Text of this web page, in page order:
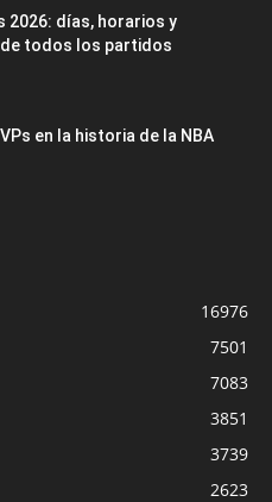
2026: días, horarios y
todos los partidos
en la historia de la NBA
16976
7501
7083
3851
3739
2623